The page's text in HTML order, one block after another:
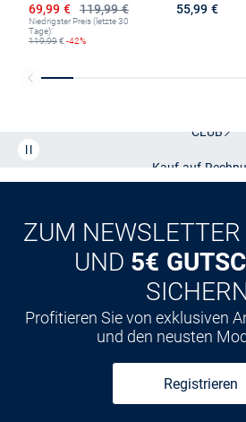
119,99 €
Ermäßigter Preis
69,99 €
Niedrigster Preis (letzte 30
Tage):
119,99€ -42%
55,99 €
CLUB
Kauf auf
ZUM
UND 5€
Profitieren Sie von exklusiven
und den neusten
Registrieren